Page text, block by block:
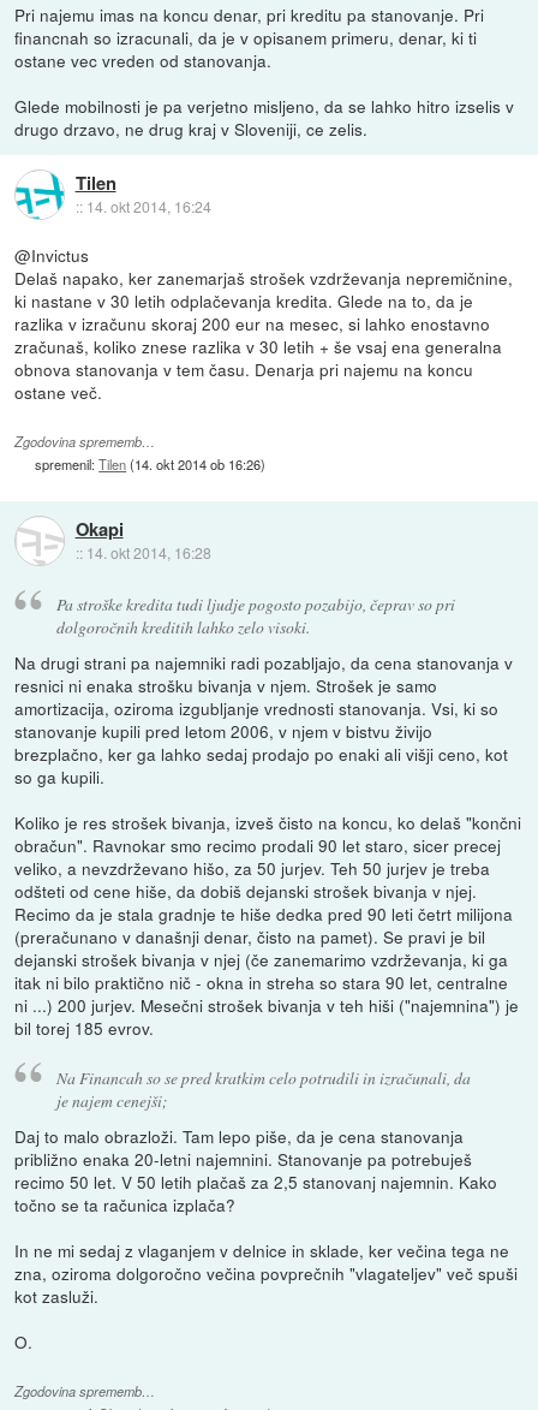
Pri najemu imas na koncu denar, pri kreditu pa stanovanje. Pri
financnah so izracunali, da je v opisanem primeru, denar, ki ti
ostane vec vreden od stanovanja.
Glede mobilnosti je pa verjetno misljeno, da se lahko hitro izselis v
drugo drzavo, ne drug kraj v Sloveniji, ce zelis.
Tilen
:: 14. okt 2014, 16:24
@Invictus
Delaš napako, ker zanemarjaš strošek vzdrževanja nepremičnine,
ki nastane v 30 letih odplačevanja kredita. Glede na to, da je
razlika v izračunu skoraj 200 eur na mesec, si lahko enostavno
zračunaš, koliko znese razlika v 30 letih + še vsaj ena generalna
obnova stanovanja v tem času. Denarja pri najemu na koncu
ostane več.
Zgodovina sprememb…
spremenil:Tilen(14. okt 2014 ob 16:26)
Okapi
:: 14. okt 2014, 16:28
Pa stroške kredita tudi ljudje pogosto pozabijo, čeprav so pri
dolgoročnih kreditih lahko zelo visoki.
Na drugi strani pa najemniki radi pozabljajo, da cena stanovanja v
resnici ni enaka strošku bivanja v njem. Strošek je samo
amortizacija, oziroma izgubljanje vrednosti stanovanja. Vsi, ki so
stanovanje kupili pred letom 2006, v njem v bistvu živijo
brezplačno, ker ga lahko sedaj prodajo po enaki ali višji ceno, kot
so ga kupili.
Koliko je res strošek bivanja, izveš čisto na koncu, ko delaš "končni
obračun". Ravnokar smo recimo prodali 90 let staro, sicer precej
veliko, a nevzdrževano hišo, za 50 jurjev. Teh 50 jurjev je treba
odšteti od cene hiše, da dobiš dejanski strošek bivanja v njej.
Recimo da je stala gradnje te hiše dedka pred 90 leti četrt milijona
(preračunano v današnji denar, čisto na pamet). Se pravi je bil
dejanski strošek bivanja v njej (če zanemarimo vzdrževanja, ki ga
itak ni bilo praktično nič - okna in streha so stara 90 let, centralne
ni ...) 200 jurjev. Mesečni strošek bivanja v teh hiši ("najemnina") je
bil torej 185 evrov.
Na Financah so se pred kratkim celo potrudili in izračunali, da
je najem cenejši;
Daj to malo obrazloži. Tam lepo piše, da je cena stanovanja
približno enaka 20-letni najemnini. Stanovanje pa potrebuješ
recimo 50 let. V 50 letih plačaš za 2,5 stanovanj najemnin. Kako
točno se ta računica izplača?
In ne mi sedaj z vlaganjem v delnice in sklade, ker večina tega ne
zna, oziroma dolgoročno večina povprečnih "vlagateljev" več spuši
kot zasluži.
O.
Zgodovina sprememb…